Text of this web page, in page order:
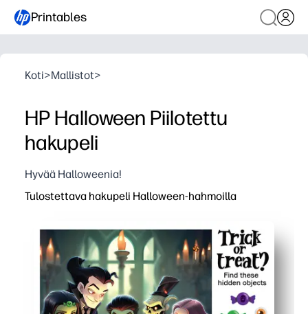
Printables
Koti>Mallistot>
HP Halloween Piilotettu
hakupeli
Hyvää Halloweenia!
Tulostettava hakupeli Halloween-hahmoilla